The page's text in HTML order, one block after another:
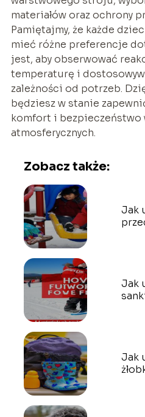
materiałów oraz ochrony
Pamiętajmy, że każde
mieć różne preferencje
jest, aby obserwować
temperaturę i
zależności od potrzeb.
będziesz w stanie
komfort i bezpieczeństwo
atmosferycznych.
Zobacz także:
Jak
Jak
Jak